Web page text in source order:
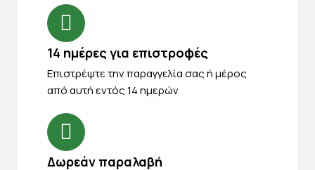
14 ημέρες για επιστροφές
Eπιστρέψτε την παραγγελία σας ή μέρος
από αυτή εντός 14 ημερών
Δωρεάν παραλαβή